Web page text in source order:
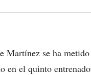
Martínez se ha
en el quinto